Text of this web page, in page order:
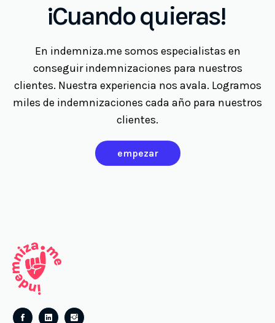
¡Cuando quieras!
En indemniza.me somos especialistas en
conseguir indemnizaciones para nuestros
clientes. Nuestra experiencia nos avala. Logramos
miles de indemnizaciones cada año para nuestros
clientes.
empezar
Follow
Follow